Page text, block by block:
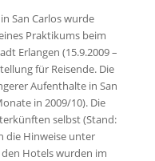
San Carlos wurde
Praktikums beim
Erlangen (15.9.2009 –
für Reisende. Die
Aufenthalte in San
in 2009/10). Die
selbst (Stand:
die Hinweise unter
den Hotels wurden im